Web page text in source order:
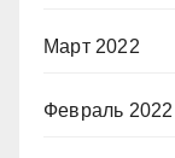
Март 2022
Февраль 2022